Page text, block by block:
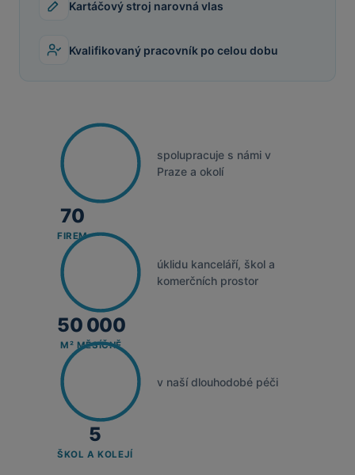
Kartáčový stroj narovná vlas
Kvalifikovaný pracovník po celou dobu
70
FIREM
spolupracuje s námi v
Praze a okolí
50 000
M² MĚSÍČNĚ
úklidu kanceláří, škol a
komerčních prostor
5
ŠKOL A KOLEJÍ
v naší dlouhodobé péči